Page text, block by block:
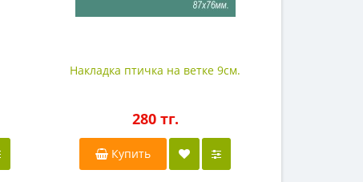
Накладка птичка на ветке 9см.
280 тг.
Купить